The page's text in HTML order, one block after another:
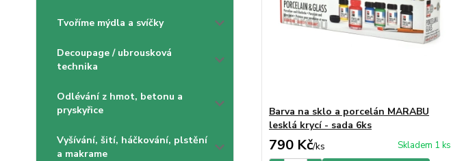
Tvoříme mýdla a svíčky
Decoupage / ubrousková
technika
Odlévání z hmot, betonu a
pryskyřice
Vyšívání, šití, háčkování, plstění
a makrame
Barva na sklo a porcelán MARABU
lesklá krycí - sada 6ks
790 Kč/ks Skladem 1 ks